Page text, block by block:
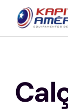
o
Produtos